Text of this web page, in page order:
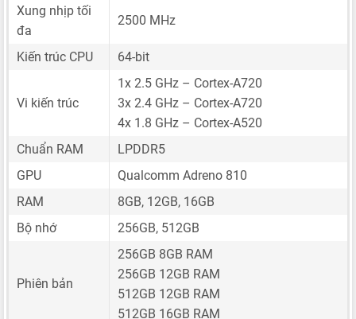
Xung nhịp tối
đa
2500 MHz
Kiến trúc CPU 64-bit
Vi kiến trúc
1x 2.5 GHz – Cortex-A720
3x 2.4 GHz – Cortex-A720
4x 1.8 GHz – Cortex-A520
Chuẩn RAM
LPDDR5
GPU
Qualcomm Adreno 810
RAM
8GB, 12GB, 16GB
Bộ nhớ
256GB, 512GB
Phiên bản
256GB 8GB RAM
256GB 12GB RAM
512GB 12GB RAM
512GB 16GB RAM